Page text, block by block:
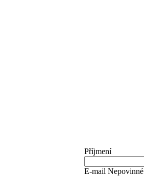
Příjmení
E-mail Nepovinné